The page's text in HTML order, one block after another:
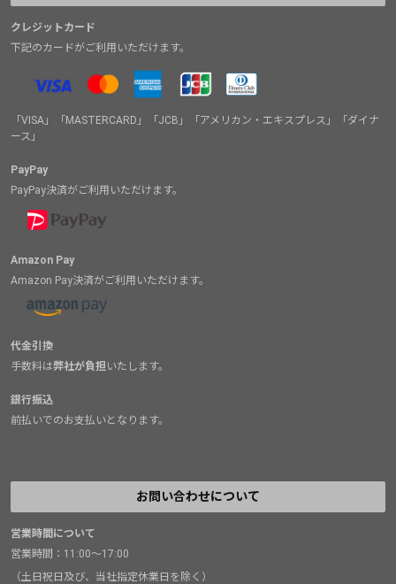
クレジットカード
下記のカードがご利用いただけます。
「VISA」「MASTERCARD」「JCB」「アメリカン・エキスプレス」「ダイナ
ース」
PayPay
PayPay決済がご利用いただけます。
Amazon Pay
Amazon Pay決済がご利用いただけます。
代金引換
手数料は弊社が負担いたします。
銀行振込
前払いでのお支払いとなります。
お問い合わせについて
営業時間について
営業時間：11:00～17:00
（土日祝日及び、当社指定休業日を除く）